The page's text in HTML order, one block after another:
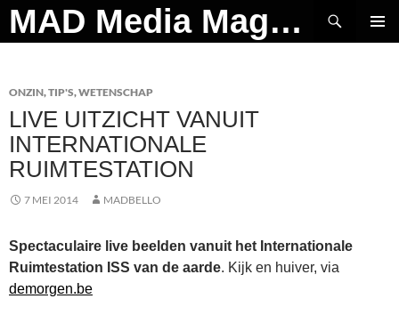
Ga
naar
MAD Media Magazine
Zoeken
ONZIN,TIP'S,WETENSCHAP
LIVE UITZICHT VANUIT
INTERNATIONALE
RUIMTESTATION
7 MEI 2014 MADBELLO
Spectaculaire live beelden vanuit het Internationale
Ruimtestation ISS van de aarde. Kijk en huiver, via
demorgen.be